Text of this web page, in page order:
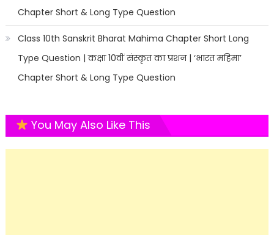
Chapter Short & Long Type Question
Class 10th Sanskrit Bharat Mahima Chapter Short Long
Type Question | कक्षा 10वीं संस्कृत का प्रशन | ‘भारत महिमा’
Chapter Short & Long Type Question
You May Also Like This